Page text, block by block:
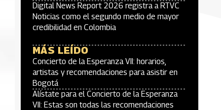
Digital News Report 2026 registra a RTVC
Noticias como el segundo medio de mayor
credibilidad en Colombia
MÁS LEÍDO
Concierto de la Esperanza VII: horarios,
artistas y recomendaciones para asistir en
Bogotá
Alístate para el Concierto de la Esperanza
VII: Estas son todas las recomendaciones